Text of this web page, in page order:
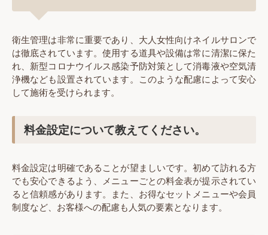
衛生管理は非常に重要であり、大人女性向けネイルサロンで
は徹底されています。使用する道具や設備は常に清潔に保た
れ、新型コロナウイルス感染予防対策として消毒液や空気清
浄機なども設置されています。このような配慮によって安心
して施術を受けられます。
料金設定について教えてください。
料金設定は明確であることが望ましいです。初めて訪れる方
でも安心できるよう、メニューごとの料金表が提示されてい
ると信頼感があります。また、お得なセットメニューや会員
制度など、お客様への配慮も人気の要素となります。